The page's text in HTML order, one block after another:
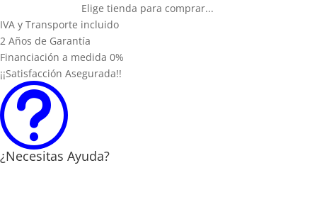
Elige tienda para comprar...
IVA y Transporte incluido
2 Años de Garantía
Financiación a medida 0%
¡¡Satisfacción Asegurada!!
t
¿Necesitas Ayuda?